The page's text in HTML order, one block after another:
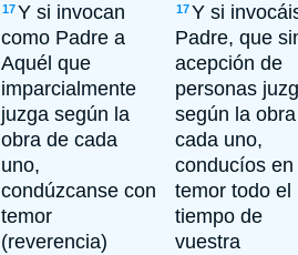
17Y si invocan
como Padre a
Aquél que
imparcialmente
juzga según la
obra de cada
uno,
condúzcanse con
temor
(reverencia)
17Y si
Padre, que
acepción de
personas
según la
cada uno,
conducíos en
temor todo el
tiempo de
vuestra